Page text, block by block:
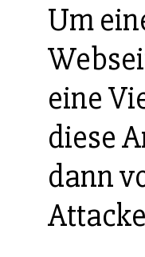
Um
eine
diese
dann